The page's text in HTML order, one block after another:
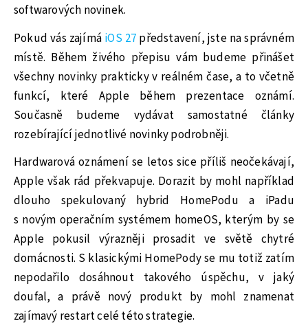
softwarových novinek.
Pokud vás zajímá iOS 27 představení, jste na správném
místě. Během živého přepisu vám budeme přinášet
všechny novinky prakticky v reálném čase, a to včetně
funkcí, které Apple během prezentace oznámí.
Současně budeme vydávat samostatné články
rozebírající jednotlivé novinky podrobněji.
Hardwarová oznámení se letos sice příliš neočekávají,
Apple však rád překvapuje. Dorazit by mohl například
dlouho spekulovaný hybrid HomePodu a iPadu
s novým operačním systémem homeOS, kterým by se
Apple pokusil výrazněji prosadit ve světě chytré
domácnosti. S klasickými HomePody se mu totiž zatím
nepodařilo dosáhnout takového úspěchu, v jaký
doufal, a právě nový produkt by mohl znamenat
zajímavý restart celé této strategie.